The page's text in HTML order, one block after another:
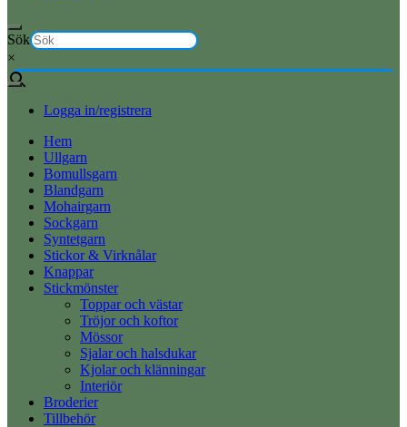
Sök
×
Logga in/registrera
Hem
Ullgarn
Bomullsgarn
Blandgarn
Mohairgarn
Sockgarn
Syntetgarn
Stickor & Virknålar
Knappar
Stickmönster
Toppar och västar
Tröjor och koftor
Mössor
Sjalar och halsdukar
Kjolar och klänningar
Interiör
Broderier
Tillbehör